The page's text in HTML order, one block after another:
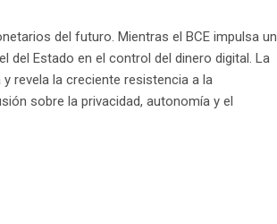
del futuro. Mientras el BCE impulsa un
del Estado en el control del dinero digital. La
revela la creciente resistencia a la
sobre la privacidad, autonomía y el